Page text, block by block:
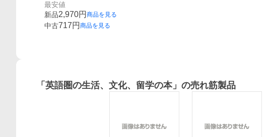
最安値
新品2,970円 商品を見る
中古717円 商品を見る
「 英語圏の生活、文化、留学の本」の売れ筋製品